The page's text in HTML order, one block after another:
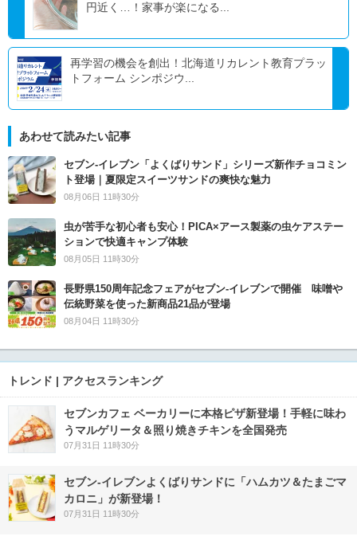
円近く…！家事が楽になる...
再学習の機会を創出！北海道リカレント教育プラッ
トフォーム シンポジウ...
あわせて読みたい記事
セブン‐イレブン「よくばりサンド」シリーズ新作チョコミン
ト登場｜夏限定スイーツサンドの爽快な魅力
08月06日 11時30分
虫が苦手な初心者も安心！PICA×アース製薬の虫ケアステー
ションで快適キャンプ体験
08月05日 11時30分
長野県150周年記念フェアがセブン-イレブンで開催 味噌や
伝統野菜を使った新商品21品が登場
08月04日 11時30分
トレンド | アクセスランキング
セブンカフェ ベーカリーに本格ピザ新登場！手軽に味わ
うマルゲリータ＆照り焼きチキンを全国発売
07月31日 11時30分
セブン‐イレブンよくばりサンドに「ハムカツ＆たまごマ
カロニ」が新登場！
07月31日 11時30分